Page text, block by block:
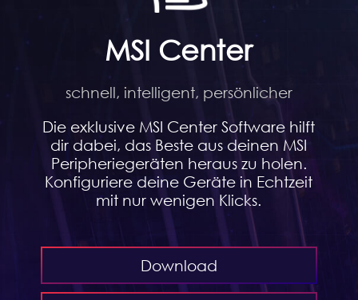
MSI Center
schnell, intelligent, persönlicher
Die exklusive MSI Center Software hilft
dir dabei, das Beste aus deinen MSI
Peripheriegeräten heraus zu holen.
Konfiguriere deine Geräte in Echtzeit
mit nur wenigen Klicks.
Download